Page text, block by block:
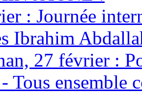
: Journée
Ibrahim
27 février :
Tous ensemble